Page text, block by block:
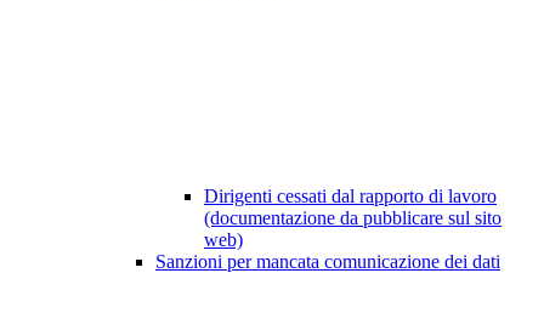
Dirigenti cessati dal rapporto di lavoro
(documentazione da pubblicare sul sito
web)
Sanzioni per mancata comunicazione dei dati